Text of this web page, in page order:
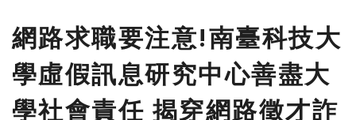
網路求職要注意!南臺科技大
學虛假訊息研究中心善盡大
學社會責任 揭穿網路徵才詐